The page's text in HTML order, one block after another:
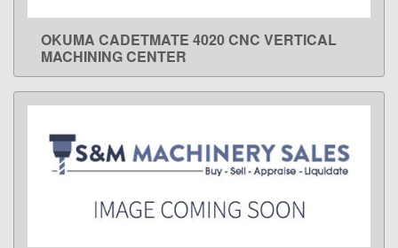
LEARN MORE
OKUMA CADETMATE 4020 CNC VERTICAL
MACHINING CENTER